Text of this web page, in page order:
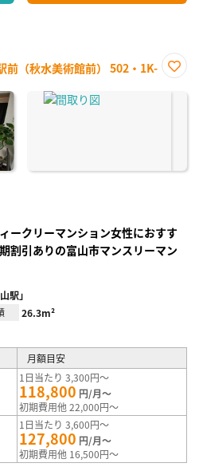
前（秋水美術館前） 502・1K-
に入
ークリーマンション女性におすす
引ありの富山市マンスリーマン
駅」
26.3m²
月額目安
1日当たり 3,300円～
118,800 円/月～
初期費用他 22,000円～
1日当たり 3,600円～
127,800 円/月～
初期費用他 16,500円～